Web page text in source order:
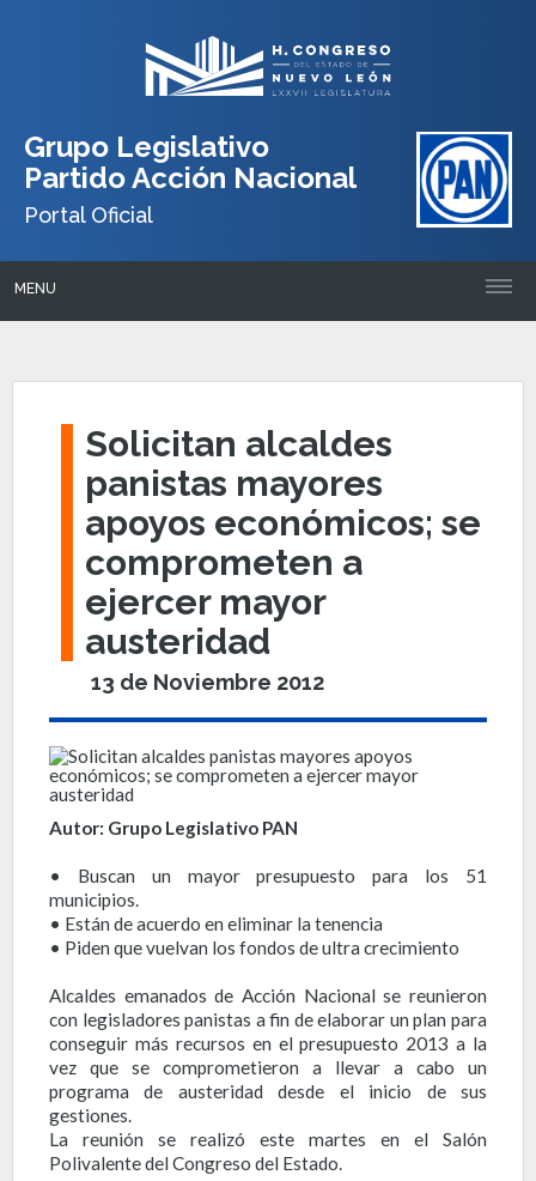
Grupo Legislativo
Partido Acción Nacional
Portal Oficial
MENU
Solicitan alcaldes
panistas mayores
apoyos económicos; se
comprometen a
ejercer mayor
austeridad
13 de Noviembre 2012
Autor: Grupo Legislativo PAN
• Buscan un mayor presupuesto para los 51
municipios.
• Están de acuerdo en eliminar la tenencia
• Piden que vuelvan los fondos de ultra crecimiento
Alcaldes emanados de Acción Nacional se reunieron
con legisladores panistas a fin de elaborar un plan para
conseguir más recursos en el presupuesto 2013 a la
vez que se comprometieron a llevar a cabo un
programa de austeridad desde el inicio de sus
gestiones.
La reunión se realizó este martes en el Salón
Polivalente del Congreso del Estado.